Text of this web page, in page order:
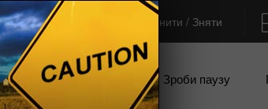
Поповнити / Зняти
Промоакції Зроби паузу